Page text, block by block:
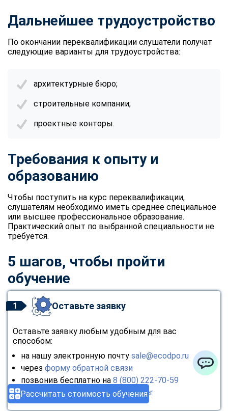
Рассчитать стоимость обучения
Дальнейшее трудоустройство
По окончании переквалификации слушатели получат
следующие варианты для трудоустройства:
архитектурные бюро;
строительные компании;
проектные конторы.
Требования к опыту и
образованию
Чтобы поступить на курс переквалификации,
слушателям необходимо иметь среднее специальное
или высшее профессиональное образование.
Практический опыт по выбранной специальности не
требуется.
5 шагов, чтобы пройти
обучение
1 Оставьте заявку
Оставьте заявку любым удобным для вас
способом:
на нашу электронную почту sale@ecodpo.ru
через форму обратной связи
позвонив бесплатно на 8 (800) 222-70-59
через мессенджерTelegram,Viber
Max
ChatApp